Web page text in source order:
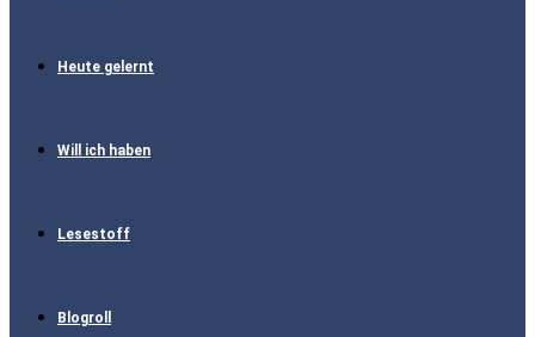
Heute gelernt
Will ich haben
Lesestoff
Blogroll